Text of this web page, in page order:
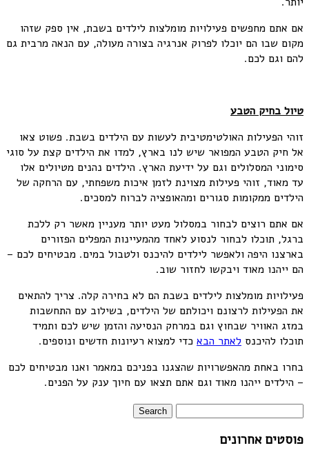
אם אתם מחפשים פעילויות מומלצות לילדים בשבת, אין ספק שזהו
מקום שבו הם יוכלו לפרוק אנרגיה בצורה מעולה, עם הנאה מרבית גם
להם וגם לכם.
טיול בחיק הטבע
זוהי הפעילות האולטימטיבית לעשות עם הילדים בשבת. פשוט צאו
אל חיק הטבע המפואר שיש לנו בארץ, למדו את הילדים קצת על סוגי
סימוני המסלולים וגם על ידיעת הארץ. הילדים נהנים מטיולים אלו
עד מאוד, זוהי פעילות מצוינת לזמן איכות משפחתי, עם הרחקה של
הילדים ממקומות סגורים ומהאופציה לברוח למסכים.
אם אתם רוצים לבחור במסלול מעט יותר מעניין מאשר רק ללכת
ברגל, תוכלו לבחור לנסוע לאחד מהמעיינות המפלים הפזורים
בארצנו היפה ולאפשר לילדים להיכנס ולטבול במים. מבטיחים לכם –
הם ייהנו מאוד ויבקשו לחזור שוב.
פעילויות מומלצות לילדים בשבת הם לא בחירה קלה. צריך להתאים
את הפעילות לרצונם ויכולתם של הילדים, בשילוב עם התחשבות
במזג האוויר שבחוץ וגם במרחק הנסיעה והזמן שיש לכם ותמיד
תוכלו להיכנס לאתר הבא כדי למצוא רעיונות חדשים ונוספים.
בחרו באחת מהאפשרויות שהצגנו בפניכם במאמר ואנו מבטיחים לכם
– הילדים ייהנו מאוד וגם אתם תצאו עם חיוך ענק על הפנים.
פוסטים אחרונים